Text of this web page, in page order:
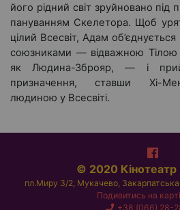
його рідний світ зруйновано під
пануванням Скелетора. Щоб
цілий Всесвіт, Адам
союзниками — відважною
як Людина-Зброяр, — і
призначення, ставши Хі-
людиною у Всесвіті.
© 2020 Кінотеатр
пл.Миру 3/2, Мукачево,
Подивитись на
+38 (066) 28-